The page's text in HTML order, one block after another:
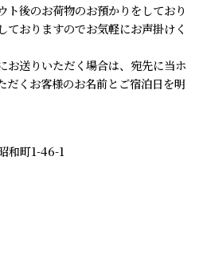
ト後のお荷物のお預かりをしており
ておりますのでお気軽にお声掛けく
お送りいただく場合は、宛先に当ホ
だくお客様のお名前とご宿泊日を明
和町1-46-1